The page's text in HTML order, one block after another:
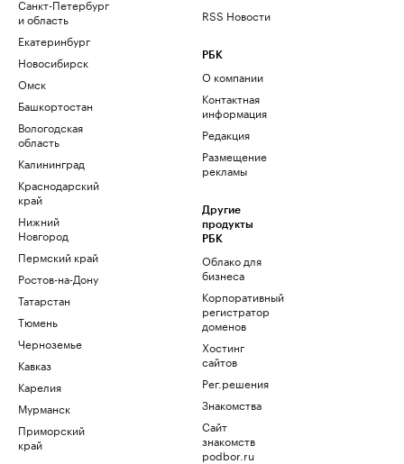
Санкт-Петербург
и область
Екатеринбург
Новосибирск
Омск
Башкортостан
Вологодская
область
Калининград
Краснодарский
край
Нижний
Новгород
Пермский край
Ростов-на-Дону
Татарстан
Тюмень
Черноземье
Кавказ
Карелия
Мурманск
Приморский
край
RSS Новости
РБК
О компании
Контактная
информация
Редакция
Размещение
рекламы
Другие
продукты
РБК
Облако для
бизнеса
Корпоративный
регистратор
доменов
Хостинг
сайтов
Рег.решения
Знакомства
Сайт
знакомств
podbor.ru